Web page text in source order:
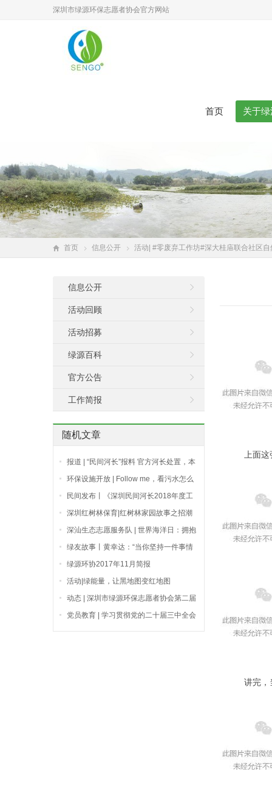
深圳市绿源环保志愿者协会官方网站
首页 关于
首页 信息公开 活动| #零废弃工作坊#深大桂庙联合社区
上面这
讲完，
信息公开
活动回顾
活动招募
绿源百科
官方公告
工作简报
随机文章
报道 | “民间河长”报料 官方河长处置，本
周三宗水污染治理案例再显深圳治水合力
环保设施开放 | Follow me，看污水怎么
被洗白
民间发布丨《深圳民间河长2018年度工
作报告》
深圳红树林保育|红树林家园故事之招潮
蟹
深汕生态志愿服务队 | 世界海洋日：拥抱
蓝色海洋，守护魅力深汕，
绿友故事丨黄幸达：“当你坚持一件事情
的时候，会感染很多人。”
绿源环协2017年11月简报
活动|绿能量，让黑地图变红地图
动态 | 深圳市绿源环保志愿者协会第二届
会员代表大会第五次会议顺利召开
党员教育 | 学习贯彻党的二十届三中全会